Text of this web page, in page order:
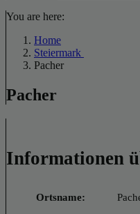
You are here:
Home
Steiermark
Pacher
Pacher
Informationen
Ortsname: